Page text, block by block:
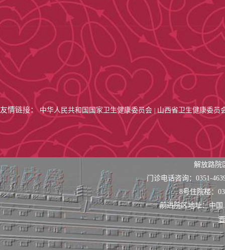
友情链接：中华人民共和国国家卫生健康委员会 | 山西省卫生健康委员
解放路
门诊电话咨询：0351-
8号住院楼：
前进院区地址：中